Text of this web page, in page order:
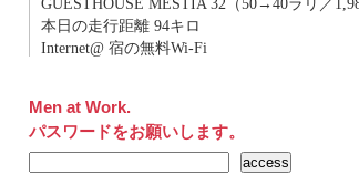
本日の走行距離 94キロ
Internet@ 宿の無料Wi-Fi
Men at Work.
パスワードをお願いします。